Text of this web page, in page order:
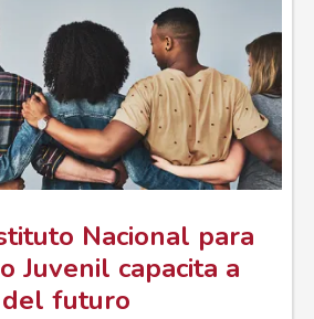
Nacional para
Juvenil capacita a
futuro